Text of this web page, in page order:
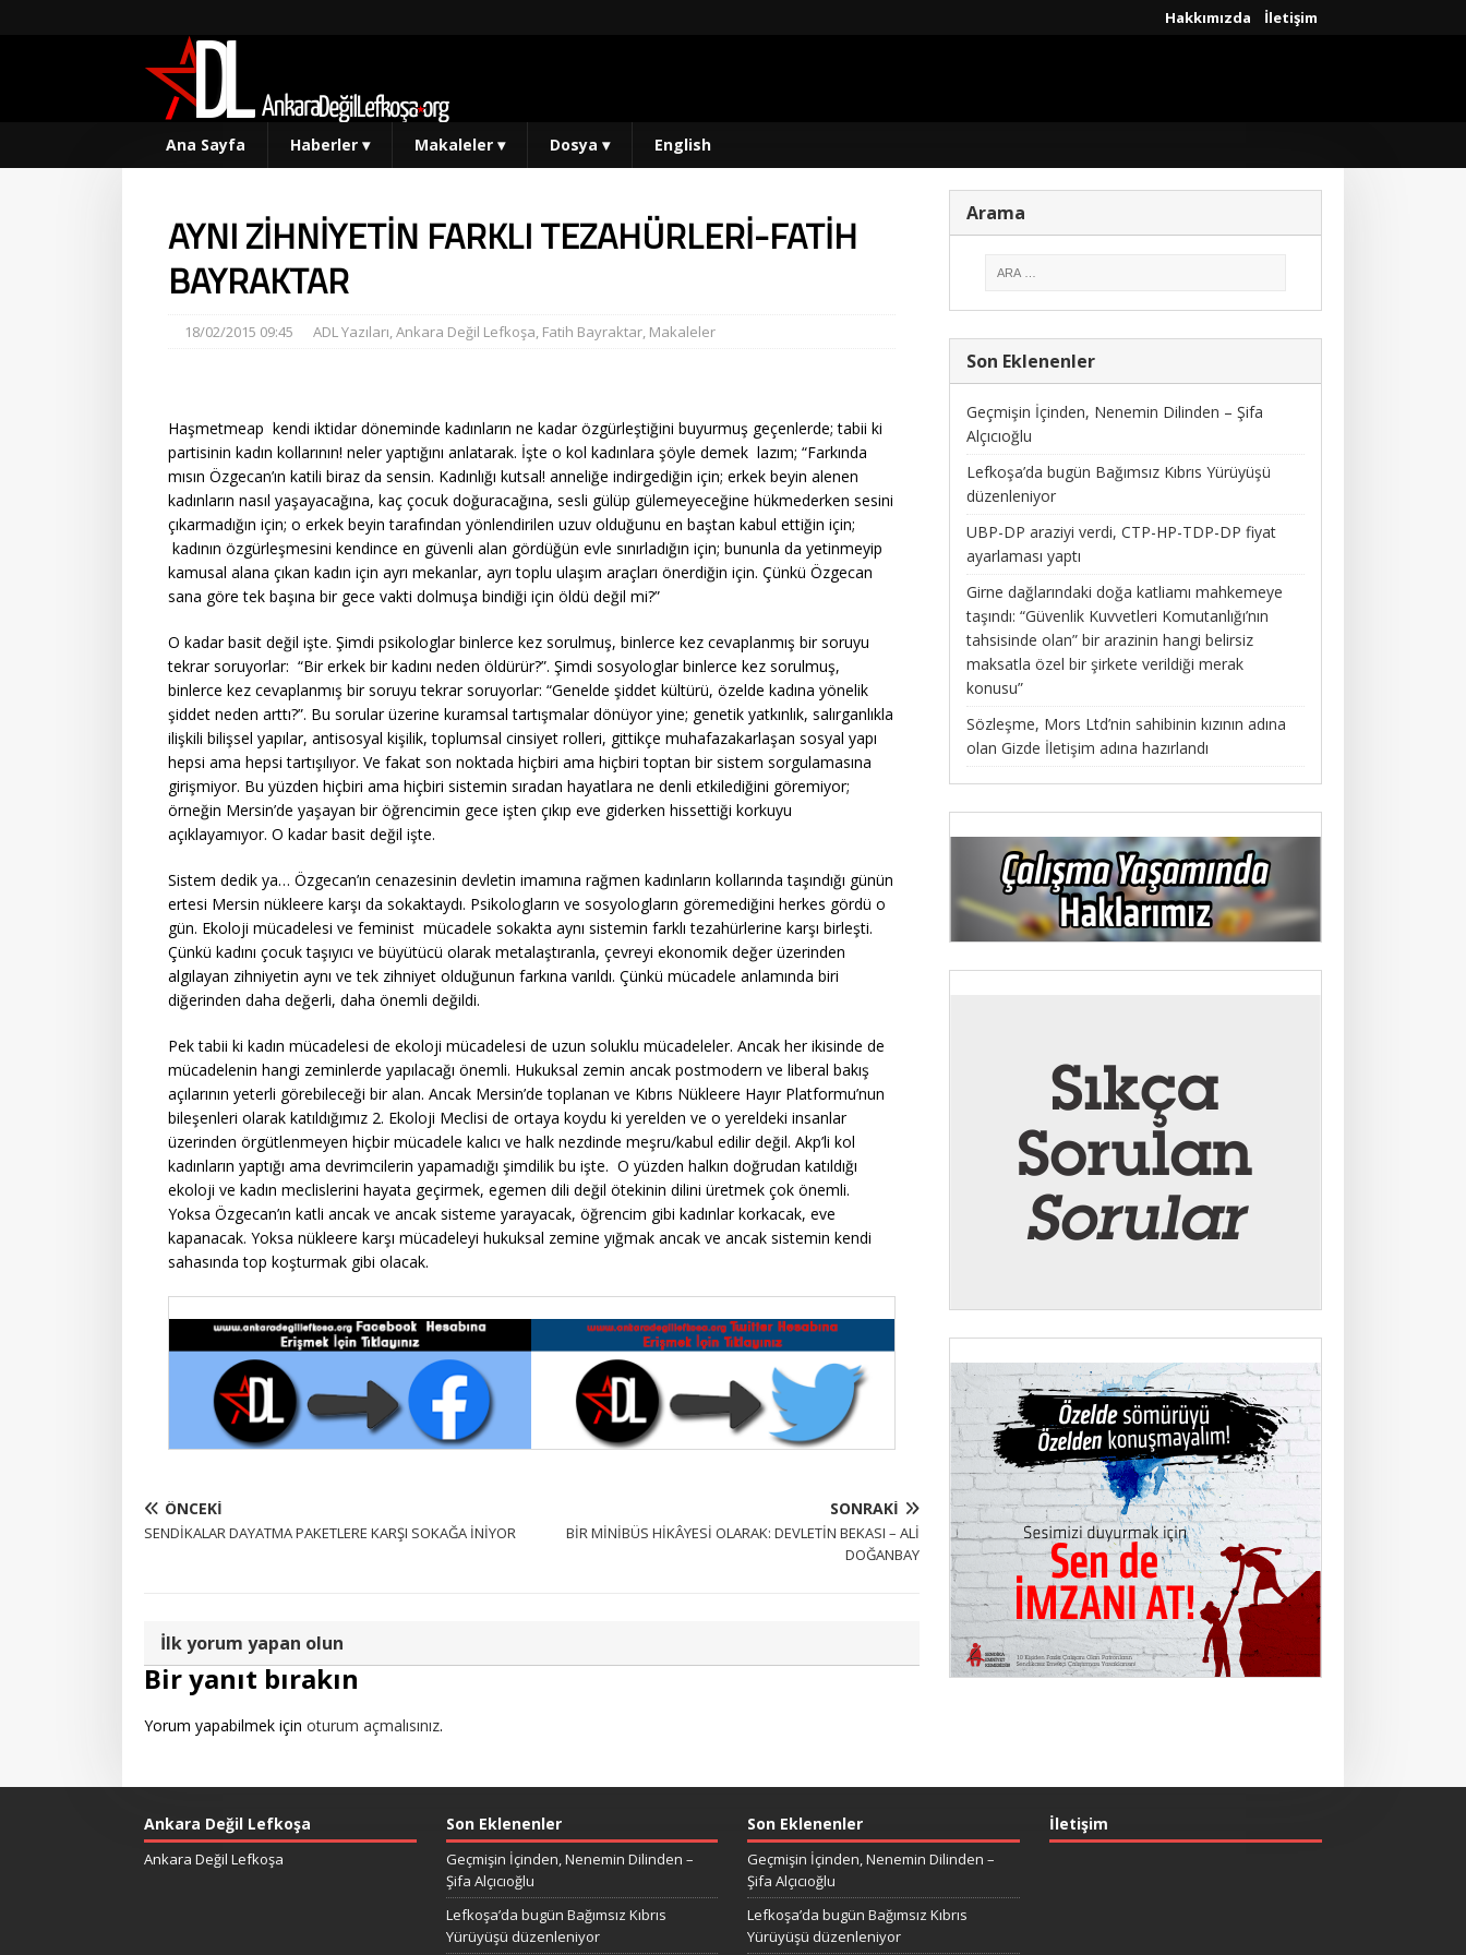
Hakkımızda İletişim
Ana Sayfa Haberler ▾ Makaleler ▾ Dosya ▾ English
AYNI ZİHNİYETİN FARKLI TEZAHÜRLERİ-FATİH
BAYRAKTAR
18/02/2015 09:45 ADL Yazıları,Ankara Değil Lefkoşa, Fatih Bayraktar, Makaleler
Haşmetmeap kendi iktidar döneminde kadınların ne kadar özgürleştiğini buyurmuş geçenlerde; tabii ki
partisinin kadın kollarının! neler yaptığını anlatarak. İşte o kol kadınlara şöyle demek lazım; “Farkında
mısın Özgecan’ın katili biraz da sensin. Kadınlığı kutsal! anneliğe indirgediğin için; erkek beyin alenen
kadınların nasıl yaşayacağına, kaç çocuk doğuracağına, sesli gülüp gülemeyeceğine hükmederken sesini
çıkarmadığın için; o erkek beyin tarafından yönlendirilen uzuv olduğunu en baştan kabul ettiğin için;
kadının özgürleşmesini kendince en güvenli alan gördüğün evle sınırladığın için; bununla da yetinmeyip
kamusal alana çıkan kadın için ayrı mekanlar, ayrı toplu ulaşım araçları önerdiğin için. Çünkü Özgecan
sana göre tek başına bir gece vakti dolmuşa bindiği için öldü değil mi?”
O kadar basit değil işte. Şimdi psikologlar binlerce kez sorulmuş, binlerce kez cevaplanmış bir soruyu
tekrar soruyorlar: “Bir erkek bir kadını neden öldürür?”. Şimdi sosyologlar binlerce kez sorulmuş,
binlerce kez cevaplanmış bir soruyu tekrar soruyorlar: “Genelde şiddet kültürü, özelde kadına yönelik
şiddet neden arttı?”. Bu sorular üzerine kuramsal tartışmalar dönüyor yine; genetik yatkınlık, salırganlıkla
ilişkili bilişsel yapılar, antisosyal kişilik, toplumsal cinsiyet rolleri, gittikçe muhafazakarlaşan sosyal yapı
hepsi ama hepsi tartışılıyor. Ve fakat son noktada hiçbiri ama hiçbiri toptan bir sistem sorgulamasına
girişmiyor. Bu yüzden hiçbiri ama hiçbiri sistemin sıradan hayatlara ne denli etkilediğini göremiyor;
örneğin Mersin’de yaşayan bir öğrencimin gece işten çıkıp eve giderken hissettiği korkuyu
açıklayamıyor. O kadar basit değil işte.
Sistem dedik ya… Özgecan’ın cenazesinin devletin imamına rağmen kadınların kollarında taşındığı günün
ertesi Mersin nükleere karşı da sokaktaydı. Psikologların ve sosyologların göremediğini herkes gördü o
gün. Ekoloji mücadelesi ve feminist mücadele sokakta aynı sistemin farklı tezahürlerine karşı birleşti.
Çünkü kadını çocuk taşıyıcı ve büyütücü olarak metalaştıranla, çevreyi ekonomik değer üzerinden
algılayan zihniyetin aynı ve tek zihniyet olduğunun farkına varıldı. Çünkü mücadele anlamında biri
diğerinden daha değerli, daha önemli değildi.
Pek tabii ki kadın mücadelesi de ekoloji mücadelesi de uzun soluklu mücadeleler. Ancak her ikisinde de
mücadelenin hangi zeminlerde yapılacağı önemli. Hukuksal zemin ancak postmodern ve liberal bakış
açılarının yeterli görebileceği bir alan. Ancak Mersin’de toplanan ve Kıbrıs Nükleere Hayır Platformu’nun
bileşenleri olarak katıldığımız 2. Ekoloji Meclisi de ortaya koydu ki yerelden ve o yereldeki insanlar
üzerinden örgütlenmeyen hiçbir mücadele kalıcı ve halk nezdinde meşru/kabul edilir değil. Akp’li kol
kadınların yaptığı ama devrimcilerin yapamadığı şimdilik bu işte. O yüzden halkın doğrudan katıldığı
ekoloji ve kadın meclislerini hayata geçirmek, egemen dili değil ötekinin dilini üretmek çok önemli.
Yoksa Özgecan’ın katli ancak ve ancak sisteme yarayacak, öğrencim gibi kadınlar korkacak, eve
kapanacak. Yoksa nükleere karşı mücadeleyi hukuksal zemine yığmak ancak ve ancak sistemin kendi
sahasında top koşturmak gibi olacak.
ÖNCEKI
SENDİKALAR DAYATMA PAKETLERE KARŞI SOKAĞA İNİYOR
SONRAKI
BİR MİNİBÜS HİKÂYESİ OLARAK: DEVLETİN BEKASI – ALİ
DOĞANBAY
İlk yorum yapan olun
Bir yanıt bırakın
Yorum yapabilmek için oturum açmalısınız.
Arama
Son Eklenenler
Geçmişin İçinden, Nenemin Dilinden – Şifa
Alçıcıoğlu
Lefkoşa’da bugün Bağımsız Kıbrıs Yürüyüşü
düzenleniyor
UBP-DP araziyi verdi, CTP-HP-TDP-DP fiyat
ayarlaması yaptı
Girne dağlarındaki doğa katliamı mahkemeye
taşındı: “Güvenlik Kuvvetleri Komutanlığı’nın
tahsisinde olan” bir arazinin hangi belirsiz
maksatla özel bir şirkete verildiği merak
konusu”
Sözleşme, Mors Ltd’nin sahibinin kızının adına
olan Gizde İletişim adına hazırlandı
Ankara Değil Lefkoşa
Ankara Değil Lefkoşa
Son Eklenenler
Geçmişin İçinden, Nenemin Dilinden –
Şifa Alçıcıoğlu
Lefkoşa’da bugün Bağımsız Kıbrıs
Yürüyüşü düzenleniyor
Son Eklenenler
Geçmişin İçinden, Nenemin Dilinden –
Şifa Alçıcıoğlu
Lefkoşa’da bugün Bağımsız Kıbrıs
Yürüyüşü düzenleniyor
İletişim